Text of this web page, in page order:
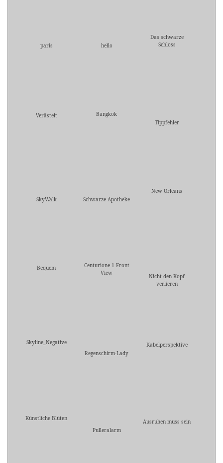
paris hello
Das schwarze
Schloss
Verästelt
Bangkok
Tippfehler
SkyWalk Schwarze Apotheke
New Orleans
Bequem
Centurione 1 Front
View
Nicht den Kopf
verlieren
Skyline_Negative
Regenschirm-Lady
Kabelperspektive
Künstliche Blüten
Pulleralarm
Ausruhen muss sein